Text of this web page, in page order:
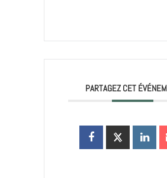
PARTAGEZ CET